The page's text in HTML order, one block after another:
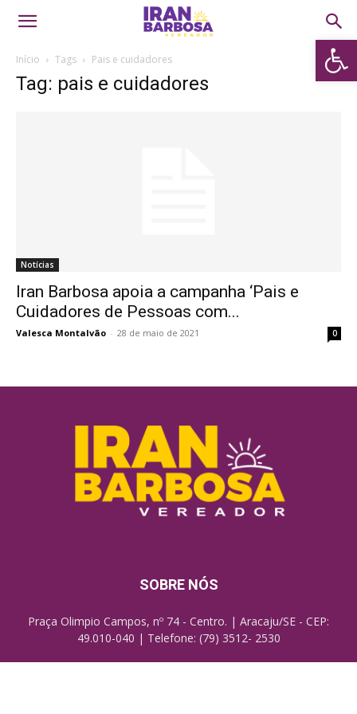
Abrir
Início Tags Pais e cuidadores
Tag: pais e cuidadores
Notícias
Iran Barbosa apoia a campanha ‘Pais e
Cuidadores de Pessoas com...
Valesca Montalvão - 28 de maio de 2021 0
SOBRE NÓS
Praça Olimpio Campos, nº 74 - Centro. | Aracaju/SE - CEP:
49.010-040 | Telefone: (79) 3512- 2530